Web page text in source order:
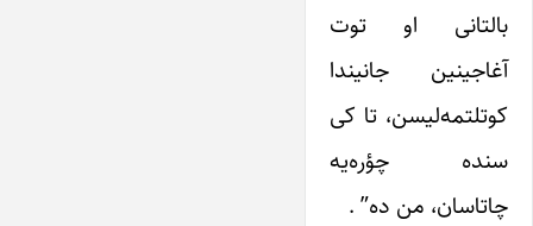
بالتانی او توت
آغاجینین جانیندا
کوتلتمه‌لیسن، تا کی
سنده چؤره‌یه
چاتاسان، من ده” .